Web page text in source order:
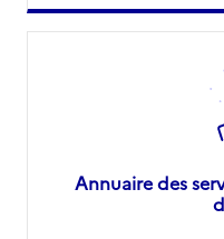
Annuaire des